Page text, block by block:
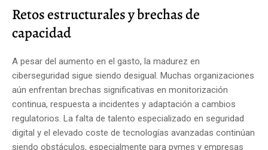
Retos estructurales y brechas de
capacidad
A pesar del aumento en el gasto, la madurez en
ciberseguridad sigue siendo desigual. Muchas organizaciones
aún enfrentan brechas significativas en monitorización
continua, respuesta a incidentes y adaptación a cambios
regulatorios. La falta de talento especializado en seguridad
digital y el elevado coste de tecnologías avanzadas continúan
siendo obstáculos, especialmente para pymes y empresas